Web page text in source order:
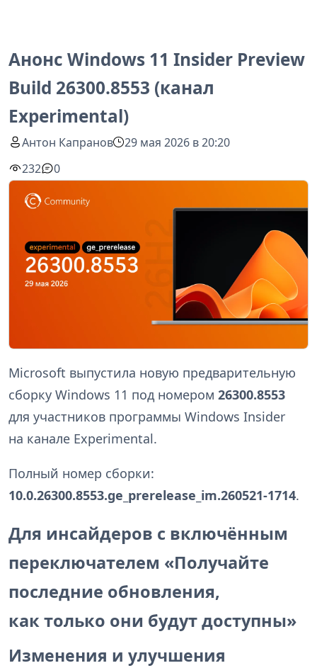
Анонс Windows 11 Insider Preview
Build 26300.8553 (канал
Experimental)
Антон Капранов
29 мая 2026 в 20:20
232
0
Microsoft выпустила новую предварительную
сборку Windows 11 под номером 26300.8553
для участников программы Windows Insider
на канале Experimental.
Полный номер сборки:
10.0.26300.8553.ge_prerelease_im.260521-1714.
Для инсайдеров с включённым
переключателем «Получайте
последние обновления,
как только они будут доступны»
Изменения и улучшения